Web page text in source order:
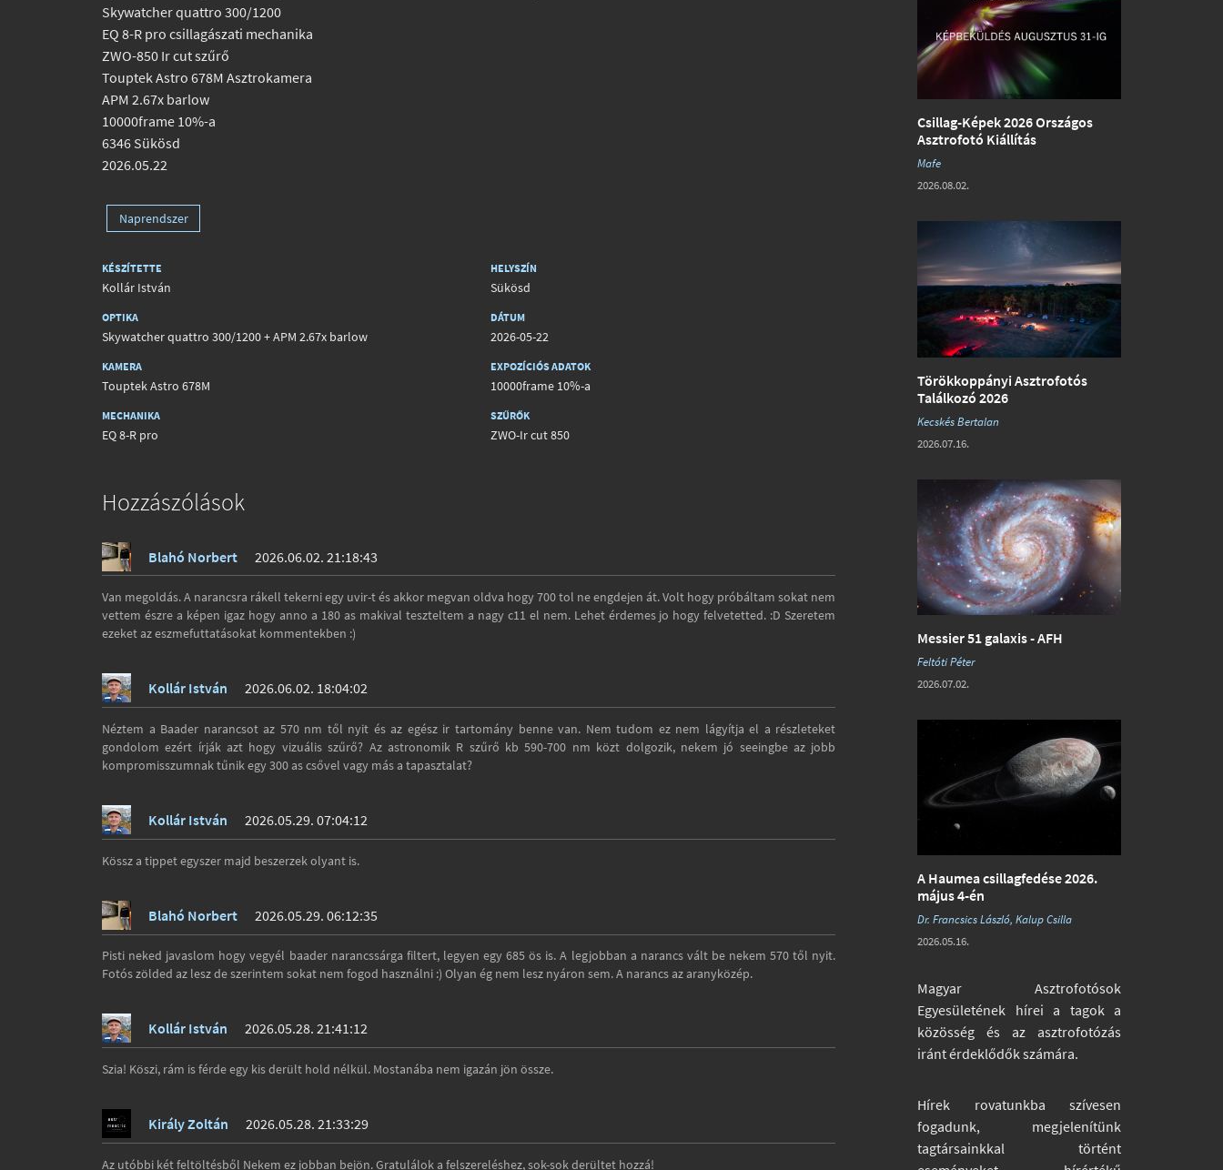
Skywatcher quattro 300/1200
EQ 8-R pro csillagászati mechanika
ZWO-850 Ir cut szűrő
Touptek Astro 678M Asztrokamera
APM 2.67x barlow
10000frame 10%-a
6346 Sükösd
2026.05.22
Naprendszer
KÉSZÍTETTE
Kollár István
OPTIKA
Skywatcher quattro 300/1200 + APM 2.67x barlow
KAMERA
Touptek Astro 678M
MECHANIKA
EQ 8-R pro
HELYSZÍN
Sükösd
DÁTUM
2026-05-22
EXPOZÍCIÓS ADATOK
10000frame 10%-a
SZŰRŐK
ZWO-Ir cut 850
Hozzászólások
Blahó Norbert 2026.06.02. 21:18:43
Van megoldás. A narancsra rákell tekerni egy uvir-t és akkor megvan oldva hogy 700 tol ne engdejen át. Volt hogy próbáltam sokat nem
vettem észre a képen igaz hogy anno a 180 as makival teszteltem a nagy c11 el nem. Lehet érdemes jo hogy felvetetted. :D Szeretem
ezeket az eszmefuttatásokat kommentekben :)
Kollár István 2026.06.02. 18:04:02
Néztem a Baader narancsot az 570 nm től nyit és az egész ir tartomány benne van. Nem tudom ez nem lágyítja el a részleteket
gondolom ezért írják azt hogy vizuális szűrő? Az astronomik R szűrő kb 590-700 nm közt dolgozik, nekem jó seeingbe az jobb
kompromisszumnak tűnik egy 300 as csővel vagy más a tapasztalat?
Kollár István 2026.05.29. 07:04:12
Kössz a tippet egyszer majd beszerzek olyant is.
Blahó Norbert 2026.05.29. 06:12:35
Pisti neked javaslom hogy vegyél baader narancssárga filtert, legyen egy 685 ös is. A legjobban a narancs vált be nekem 570 től nyit.
Fotós zölded az lesz de szerintem sokat nem fogod használni :) Olyan ég nem lesz nyáron sem. A narancs az aranyközép.
Kollár István 2026.05.28. 21:41:12
Szia! Köszi, rám is férde egy kis derült hold nélkül. Mostanába nem igazán jön össze.
Király Zoltán 2026.05.28. 21:33:29
Az utóbbi két feltöltésből Nekem ez jobban bejön. Gratulálok a felszereléshez, sok-sok derültet hozzá!
Csillag-Képek 2026 Országos
Asztrofotó Kiállítás
Mafe
2026.08.02.
Törökkoppányi Asztrofotós
Találkozó 2026
Kecskés Bertalan
2026.07.16.
Messier 51 galaxis - AFH
Feltóti Péter
2026.07.02.
A Haumea csillagfedése 2026.
május 4-én
Dr. Francsics László, Kalup Csilla
2026.05.16.
Magyar Asztrofotósok
Egyesületének hírei a tagok a
közösség és az asztrofotózás
iránt érdeklődők számára.
Hírek rovatunkba szívesen
fogadunk, megjelenítünk
tagtársainkkal történt